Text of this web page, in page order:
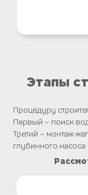
Этапы
Процедуру
Первый – поиск
Третий – монтаж
глубинного